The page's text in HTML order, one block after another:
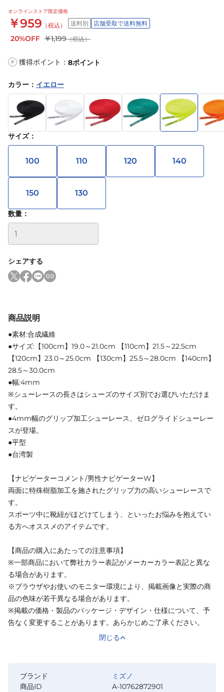
オンラインストア限定価格
￥959 （税込） 送料別 店舗受取で送料無料
20%OFF ￥1,199（税込）
P 獲得ポイント： 8ポイント
カラー ： イエロー
サイズ：
100 110 120 140
150 130
数量：
シェアする
商品説明
●素材:合成繊維
●サイズ:【100cm】19.0～21.0cm 【110cm】21.5～22.5cm
【120cm】23.0～25.0cm 【130cm】25.5～28.0cm 【140cm】
28.5～30.0cm
●幅:4mm
※シューレースの長さはシューズのサイズ別でお選びいただけま
す。
●4mm幅のグリップ加工シューレース、ゼログライドシューレー
スが登場。
●平型
●台湾製
【ナビゲーターコメント/男性ナビゲーターW】
両面に特殊樹脂加工を施されたグリップ力の高いシューレースで
す。
スポーツ中に靴紐がほどけてしまう、といったお悩みを抱えてい
る方へオススメのアイテムです。
【商品の購入にあたっての注意事項】
※一部商品において弊社カラー表記がメーカーカラー表記と異な
る場合があります。
※ブラウザやお使いのモニター環境により、掲載画像と実際の商
品の色味が若干異なる場合があります。
※掲載の価格・製品のパッケージ・デザイン・仕様について、予
告なく変更することがあります。あらかじめご了承ください。
閉じる
ブランド
ミズノ
商品ID
A-10762872901